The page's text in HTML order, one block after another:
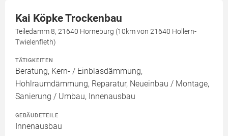
Kai Köpke Trockenbau
Teiledamm 8, 21640 Horneburg (10km von 21640 Hollern-
Twielenfleth)
TÄTIGKEITEN
Beratung, Kern- / Einblasdämmung,
Hohlraumdämmung, Reparatur, Neueinbau / Montage,
Sanierung / Umbau, Innenausbau
GEBÄUDETEILE
Innenausbau